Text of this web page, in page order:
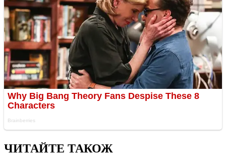
ЧИТАЙТЕ ТАКОЖ